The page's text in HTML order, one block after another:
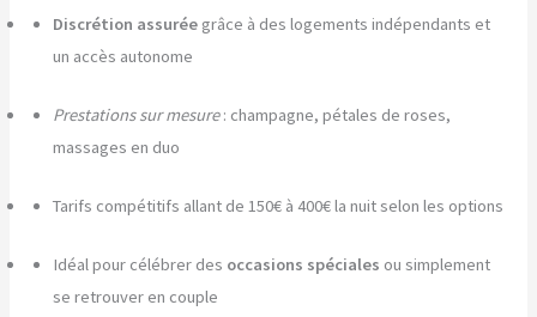
Discrétion assurée grâce à des logements indépendants et
un accès autonome
Prestations sur mesure: champagne, pétales de roses,
massages en duo
Tarifs compétitifs allant de 150€ à 400€ la nuit selon les options
Idéal pour célébrer des occasions spéciales ou simplement
se retrouver en couple